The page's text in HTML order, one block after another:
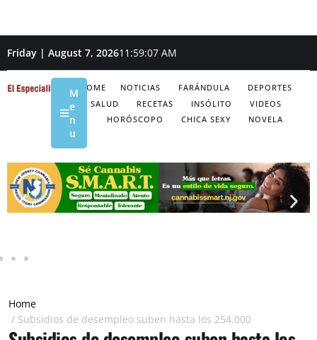
Friday | August 7, 202611:59:08 AM
HOME NOTICIAS FARÁNDULA
DEPORTES
SALUD
RECETAS INSÓLITO
VIDEOS
HORÓSCOPO
CHICA SEXY NOVELA
M
e
n
u
Home
/ Subsidios de desempleo suben hasta los 254.000